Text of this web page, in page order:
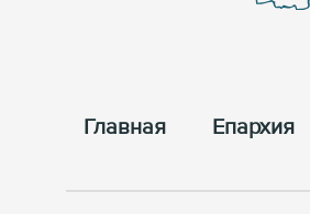
Главная Епархия